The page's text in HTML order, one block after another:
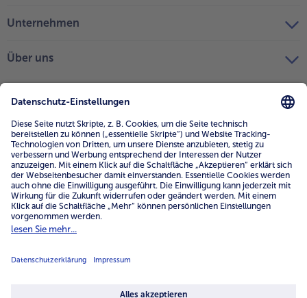
Unternehmen
Über uns
Land / Sprache wählen